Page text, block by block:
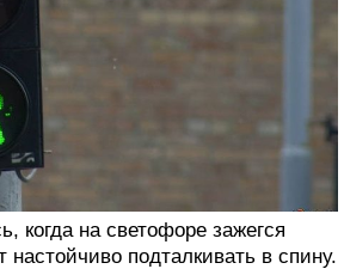
когда на светофоре зажегся
настойчиво подталкивать в спину.